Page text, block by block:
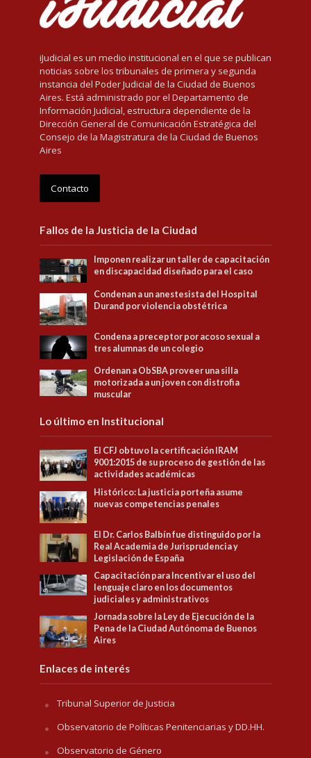
iJudicial es un medio institucional en el que se publican
noticias sobre los tribunales de primera y segunda
instancia del Poder Judicial de la Ciudad de Buenos
Aires. Está administrado por el Departamento de
Información Judicial, estructura dependiente de la
Dirección General de Comunicación Estratégica del
Consejo de la Magistratura de la Ciudad de Buenos
Aires
Contacto
Fallos de la Justicia de la Ciudad
Imponen realizar un taller de capacitación
en discapacidad diseñado para el caso
Condenan a un anestesista del Hospital
Durand por violencia obstétrica
Condena a preceptor por acoso sexual a
tres alumnas de un colegio
Ordenan a ObSBA proveer una silla
motorizada a un joven con distrofia
muscular
Lo último en Institucional
El CFJ obtuvo la certificación IRAM
9001:2015 de su proceso de gestión de las
actividades académicas
Histórico: La justicia porteña asume
nuevas competencias penales
El Dr. Carlos Balbín fue distinguido por la
Real Academia de Jurisprudencia y
Legislación de España
Capacitación para Incentivar el uso del
lenguaje claro en los documentos
judiciales y administrativos
Jornada sobre la Ley de Ejecución de la
Pena de la Ciudad Autónoma de Buenos
Aires
Enlaces de interés
Tribunal Superior de Justicia
Observatorio de Políticas Penitenciarias y DD.HH.
Observatorio de Género